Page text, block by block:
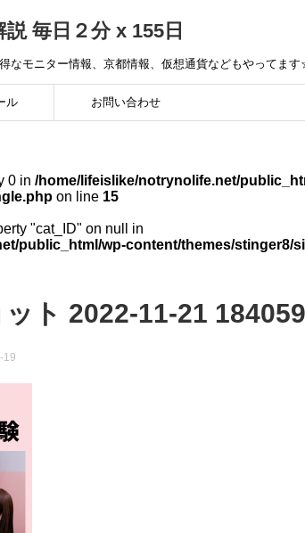
毎日２分 x 155日
なモニター情報、京都情報、仮想通貨などもやってま
ル お問い合わせ
0 in /home/lifeislike/notrynolife.net/
on line 15
"cat_ID" on null in
public_html/wp-content/themes/stinger8/
ト 2022-11-21 184059
19